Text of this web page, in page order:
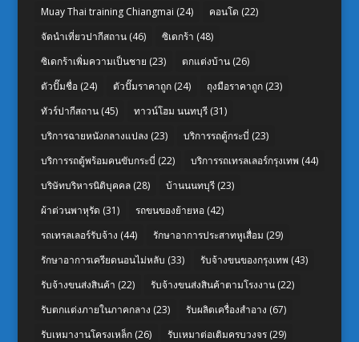
Muay Thai training Chiangmai (24) คอนโด (22)
จัดนำเที่ยวปากีสถาน(46) ซิเดกร้า (48)
ซิเดกร้าเพิ่มความเป็นชาย (23) ตกแต่งบ้าน(26)
ตัวปั๊มชื่อ(24) ตัวปั๊มราคาถูก(24) ถุงมือราคาถูก(23)
ทัวร์ปากีสถาน(45) ทาวน์โฮม นนทบุรี(31)
บริการฉายหนังกลางแปลง (23) บริการรถตู้กระบี่ (23)
บริการรถตู้พร้อมคนขับกระบี่ (22) บริการรถเทรลเลอร์กรุงเทพ (44)
บริษัทบริหารนิติบุคคล(28) บ้านนนทบุรี(23)
ผ้าต่วนพาหุรัด (31) รถขนของย้ายหอ(42)
รถเทรลเลอร์รับจ้าง (44) รักษาอาการประสาทหูเสื่อม (29)
รักษาอาการเครียดนอนไม่หลับ (33) รับจ้างขนของกรุงเทพ (43)
รับจ้างขนส่งสินค้า (22) รับจ้างขนส่งสินค้าตามโรงงาน(22)
รับตกแต่งภายในภาคกลาง (23) รับผลิตเครื่องสำอาง (67)
รับเหมางานโครงเหล็ก(26) รับเหมาต่อเติมครบวงจร(29)